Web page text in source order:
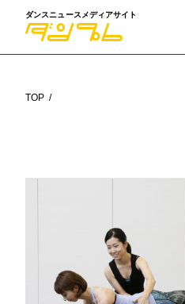
ダンスニュースメディアサイト
TOP